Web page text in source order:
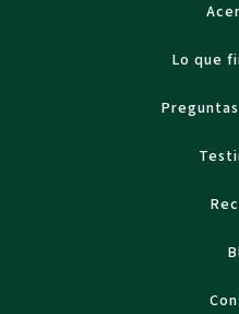
Lo que